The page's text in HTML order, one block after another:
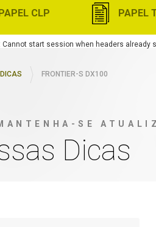
Cannot start session when headers already
CLP PAPEL
DICAS FRONTIER-S DX100
SE
Dicas